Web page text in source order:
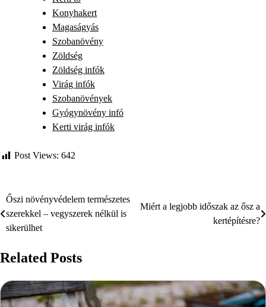
Konyhakert
Magaságyás
Szobanövény
Zöldség
Zöldség infók
Virág infók
Szobanövények
Gyógynövény infó
Kerti virág infók
Post Views: 642
Bejegyzés
navigáció
Őszi növényvédelem természetes
szerekkel – vegyszerek nélkül is
sikerülhet
Miért a legjobb időszak az ősz a
kertépítésre?
Related Posts